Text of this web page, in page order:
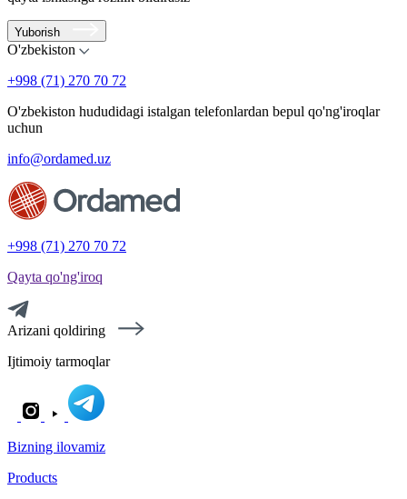
Yuborish
O'zbekiston
+998 (71) 270 70 72
O'zbekiston hududidagi istalgan telefonlardan bepul qo'ng'iroqlar
uchun
info@ordamed.uz
+998 (71) 270 70 72
Qayta qo'ng'iroq
Arizani qoldiring
Ijtimoiy tarmoqlar
Bizning ilovamiz
Products